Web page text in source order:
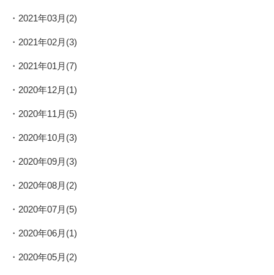
2021年03月(2)
2021年02月(3)
2021年01月(7)
2020年12月(1)
2020年11月(5)
2020年10月(3)
2020年09月(3)
2020年08月(2)
2020年07月(5)
2020年06月(1)
2020年05月(2)